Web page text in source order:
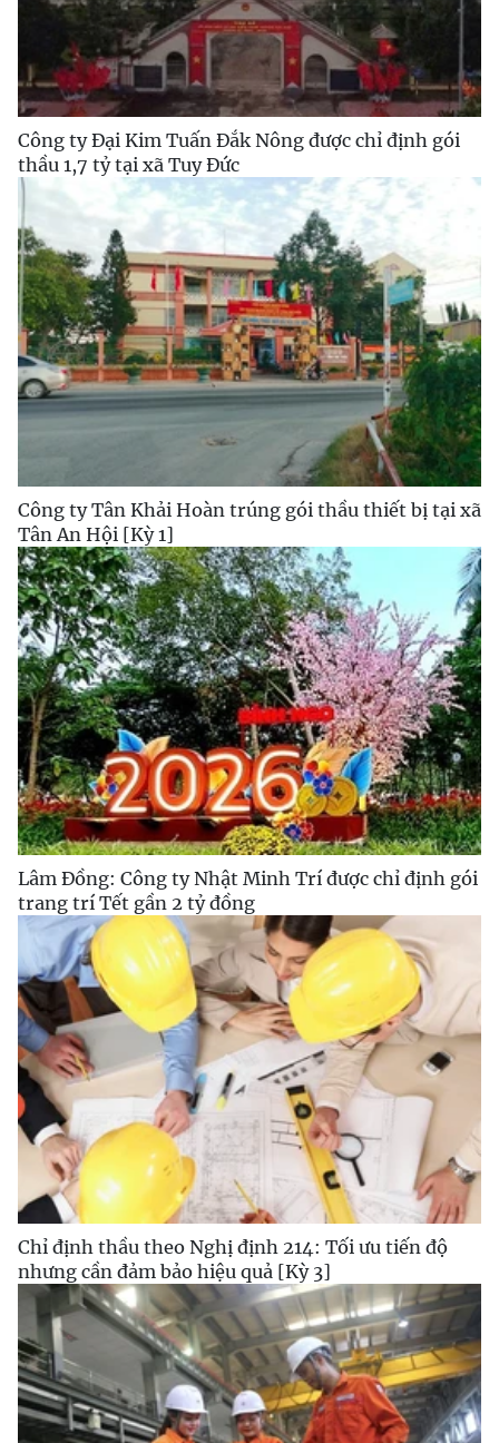
Công ty Đại Kim Tuấn Đắk Nông được chỉ định gói
thầu 1,7 tỷ tại xã Tuy Đức
Công ty Tân Khải Hoàn trúng gói thầu thiết bị tại xã
Tân An Hội [Kỳ 1]
Lâm Đồng: Công ty Nhật Minh Trí được chỉ định gói
trang trí Tết gần 2 tỷ đồng
Chỉ định thầu theo Nghị định 214: Tối ưu tiến độ
nhưng cần đảm bảo hiệu quả [Kỳ 3]